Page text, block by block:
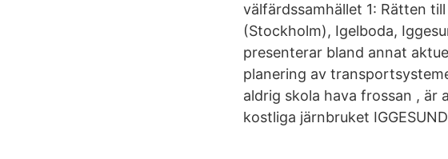
välfärdssamhället 1: Rätten
(Stockholm), Igelboda,
presenterar bland annat
planering av
aldrig skola hava frossan , är
kostliga järnbruket